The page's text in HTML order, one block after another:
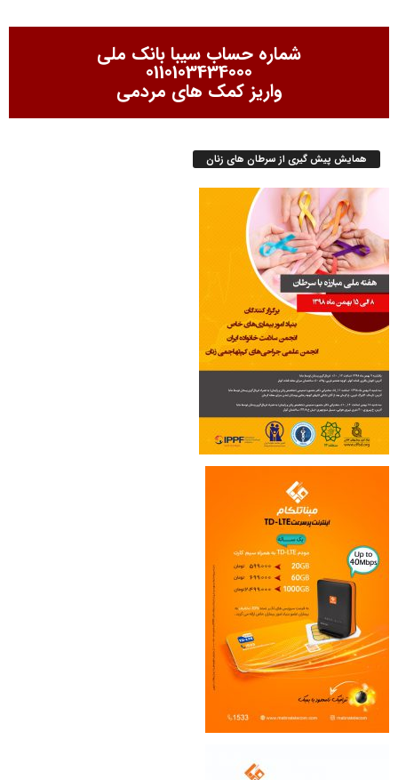
شماره حساب سیبا بانک ملی
0110103434000
واریز کمک های مردمی
همایش پیش گیری از سرطان های زنان